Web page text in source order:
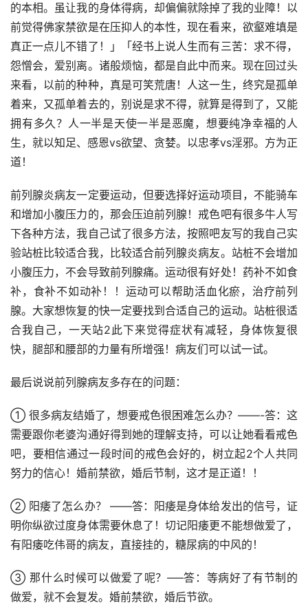
的本相。虽让我的身体得病，却偏偏就除掉了我的业障！以
前觉得佛家禁欲是在压抑人的本性，现在看来，欲壑难填是
真正一点儿不错了！」「经书上说人生而有三苦：求不得，
怨憎会，爱别离。诸般烦恼，都是自此中而来。现在回过头
来看，以前的种种，真是可笑荒唐！人这一生，终究是孤单
着来，又孤单着去的，别说是求不得，就算是得到了，又能
拥有多久？人一半是天使一半是恶魔，想要纯净幸福的人
生，就以知足、感恩vs欲望、贪婪。以忠孝vs淫邪。方为正
道！
前列腺炎病友一定要运动，但要选择好运动项目，不能骑车
和增加小腹压力的，那会压迫前列腺！戒色吧有很多牛人写
下各种方法，我自己试了很多方法，按照吧友写的我自己实
验站桩比较适合我，比较适合前列腺炎病友。站桩不会增加
小腹压力，不会导致前列腺痛。运动很有好处！药补不如食
补，食补不如动补！！运动可以帮助活血化瘀，治疗前列
腺。大家想恢复的快一定要找到合适自己的运动。站桩很适
合我自己，一天站2此下来觉得症状有减轻，身体恢复很
快，腿部和腰部的力量有所增强！病友们可以试一试。
最后说说前列腺病友多存在的问题：
① 很多病友结婚了，想要戒色很困难怎么办？——-答：这
需要跟你老婆沟通好得到她的理解支持，可以让她看看戒色
吧，要相信通过一段时间的戒色会好的，树立起2个人共同
努力的信心！婚前禁欲，婚后节制，这才是正道！！
② 阳痿了怎么办？ ——答：阳痿是身体给发出的信号，证
明你纵欲过度身体需要休息了！切记阳痿更不能想做爱了，
有阳痿吃伟哥的病友，直接挂的，糖尿病的中风的！
③ 那什么时候可以做爱了呢？—–答：等病好了有节制的
做爱，就不会复发。婚前禁欲，婚后节欲。